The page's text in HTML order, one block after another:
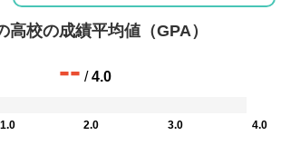
高校の成績平均値（GPA）
-- /4.0
1.0 2.0 3.0 4.0